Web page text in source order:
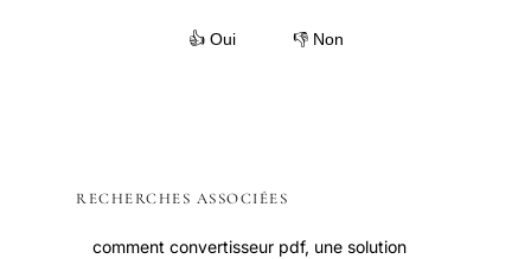
👍 Oui 👎 Non
RECHERCHES ASSOCIÉES
comment convertisseur pdf, une solution